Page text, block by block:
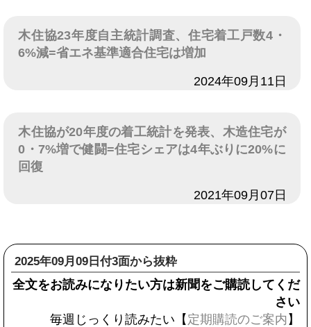
木住協23年度自主統計調査、住宅着工戸数4・
6%減=省エネ基準適合住宅は増加
2024年09月11日
木住協が20年度の着工統計を発表、木造住宅が
0・7%増で健闘=住宅シェアは4年ぶりに20%に
回復
2021年09月07日
2025年09月09日付3面から抜粋
全文をお読みになりたい方は新聞をご購読してくだ
さい
毎週じっくり読みたい【 定期購読のご案内 】